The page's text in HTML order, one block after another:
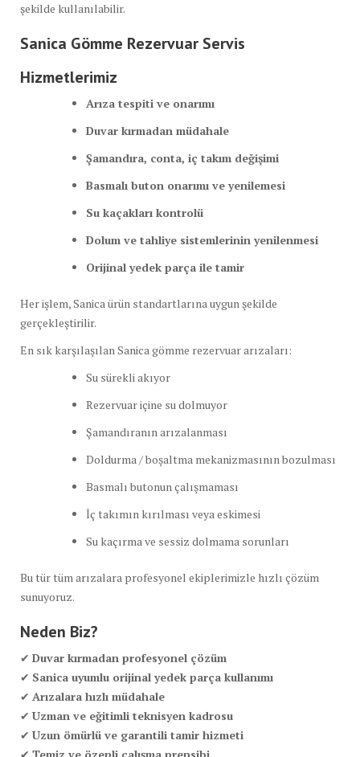
şekilde kullanılabilir.
Sanica Gömme Rezervuar Servis
Hizmetlerimiz
Arıza tespiti ve onarımı
Duvar kırmadan müdahale
Şamandıra, conta, iç takım değişimi
Basmalı buton onarımı ve yenilemesi
Su kaçakları kontrolü
Dolum ve tahliye sistemlerinin yenilenmesi
Orijinal yedek parça ile tamir
Her işlem, Sanica ürün standartlarına uygun şekilde
gerçekleştirilir.
En sık karşılaşılan Sanica gömme rezervuar arızaları:
Su sürekli akıyor
Rezervuar içine su dolmuyor
Şamandıranın arızalanması
Doldurma / boşaltma mekanizmasının bozulması
Basmalı butonun çalışmaması
İç takımın kırılması veya eskimesi
Su kaçırma ve sessiz dolmama sorunları
Bu tür tüm arızalara profesyonel ekiplerimizle hızlı çözüm
sunuyoruz.
Neden Biz?
✔ Duvar kırmadan profesyonel çözüm
✔ Sanica uyumlu orijinal yedek parça kullanımı
✔ Arızalara hızlı müdahale
✔ Uzman ve eğitimli teknisyen kadrosu
✔ Uzun ömürlü ve garantili tamir hizmeti